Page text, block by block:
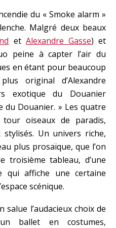
du « Smoke alarm »
Malgré deux beaux
et Alexandre Gasse) et
peine à capter l’air du
en étant pour beaucoup
original d’Alexandre
exotique du Douanier
du Douanier. » Les quatre
oiseaux de paradis,
Un univers riche,
plus prosaïque, que l’on
troisième tableau, d’une
qui affiche une certaine
scénique.
l’audacieux choix de
ballet en costumes,